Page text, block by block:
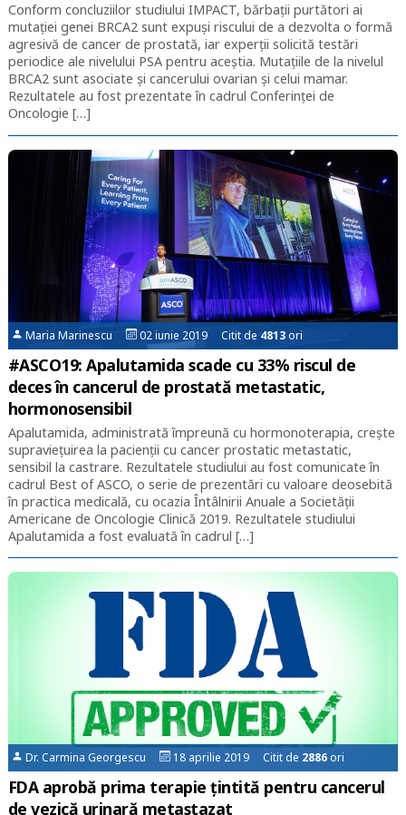
Conform concluziilor studiului IMPACT, bărbații purtători ai
mutației genei BRCA2 sunt expuși riscului de a dezvolta o formă
agresivă de cancer de prostată, iar experții solicită testări
periodice ale nivelului PSA pentru aceștia. Mutațiile de la nivelul
BRCA2 sunt asociate și cancerului ovarian și celui mamar.
Rezultatele au fost prezentate în cadrul Conferinței de
Oncologie […]
Maria Marinescu 02 iunie 2019 Citit de 4813ori
#ASCO19: Apalutamida scade cu 33% riscul de
deces în cancerul de prostată metastatic,
hormonosensibil
Apalutamida, administrată împreună cu hormonoterapia, crește
supraviețuirea la pacienții cu cancer prostatic metastatic,
sensibil la castrare. Rezultatele studiului au fost comunicate în
cadrul Best of ASCO, o serie de prezentări cu valoare deosebită
în practica medicală, cu ocazia Întâlnirii Anuale a Societății
Americane de Oncologie Clinică 2019. Rezultatele studiului
Apalutamida a fost evaluată în cadrul […]
Dr. Carmina Georgescu 18 aprilie 2019 Citit de 2886ori
FDA aprobă prima terapie țintită pentru cancerul
de vezică urinară metastazat